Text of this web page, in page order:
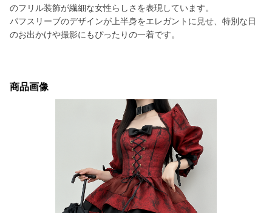
のフリル装飾が繊細な女性らしさを表現しています。
パフスリーブのデザインが上半身をエレガントに見せ、特別な日
のお出かけや撮影にもぴったりの一着です。
商品画像